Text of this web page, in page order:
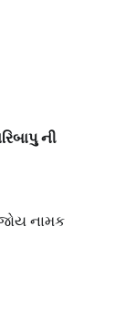
ની
નામક